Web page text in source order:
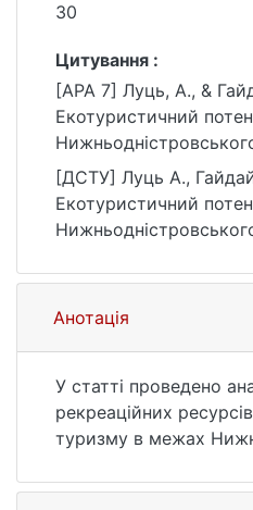
30
Цитування :
[APA 7] Луць, А., &
Екотуристичний
природного парку.
географія та
природних ресурсів,
https://doi.org/
4561.2024.5.1.-3/12
[ДСТУ] Луць А.,
Екотуристичний
географія та
природних
30. URL: https://
25.07.2026).
Анотація
У статті проведено
рекреаційних
туризму в межах
основі аналізу